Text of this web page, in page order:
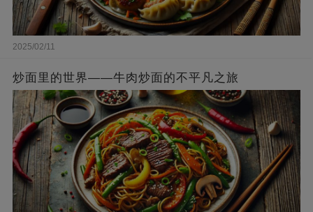
2025/02/11
炒面里的世界——牛肉炒面的不平凡之旅